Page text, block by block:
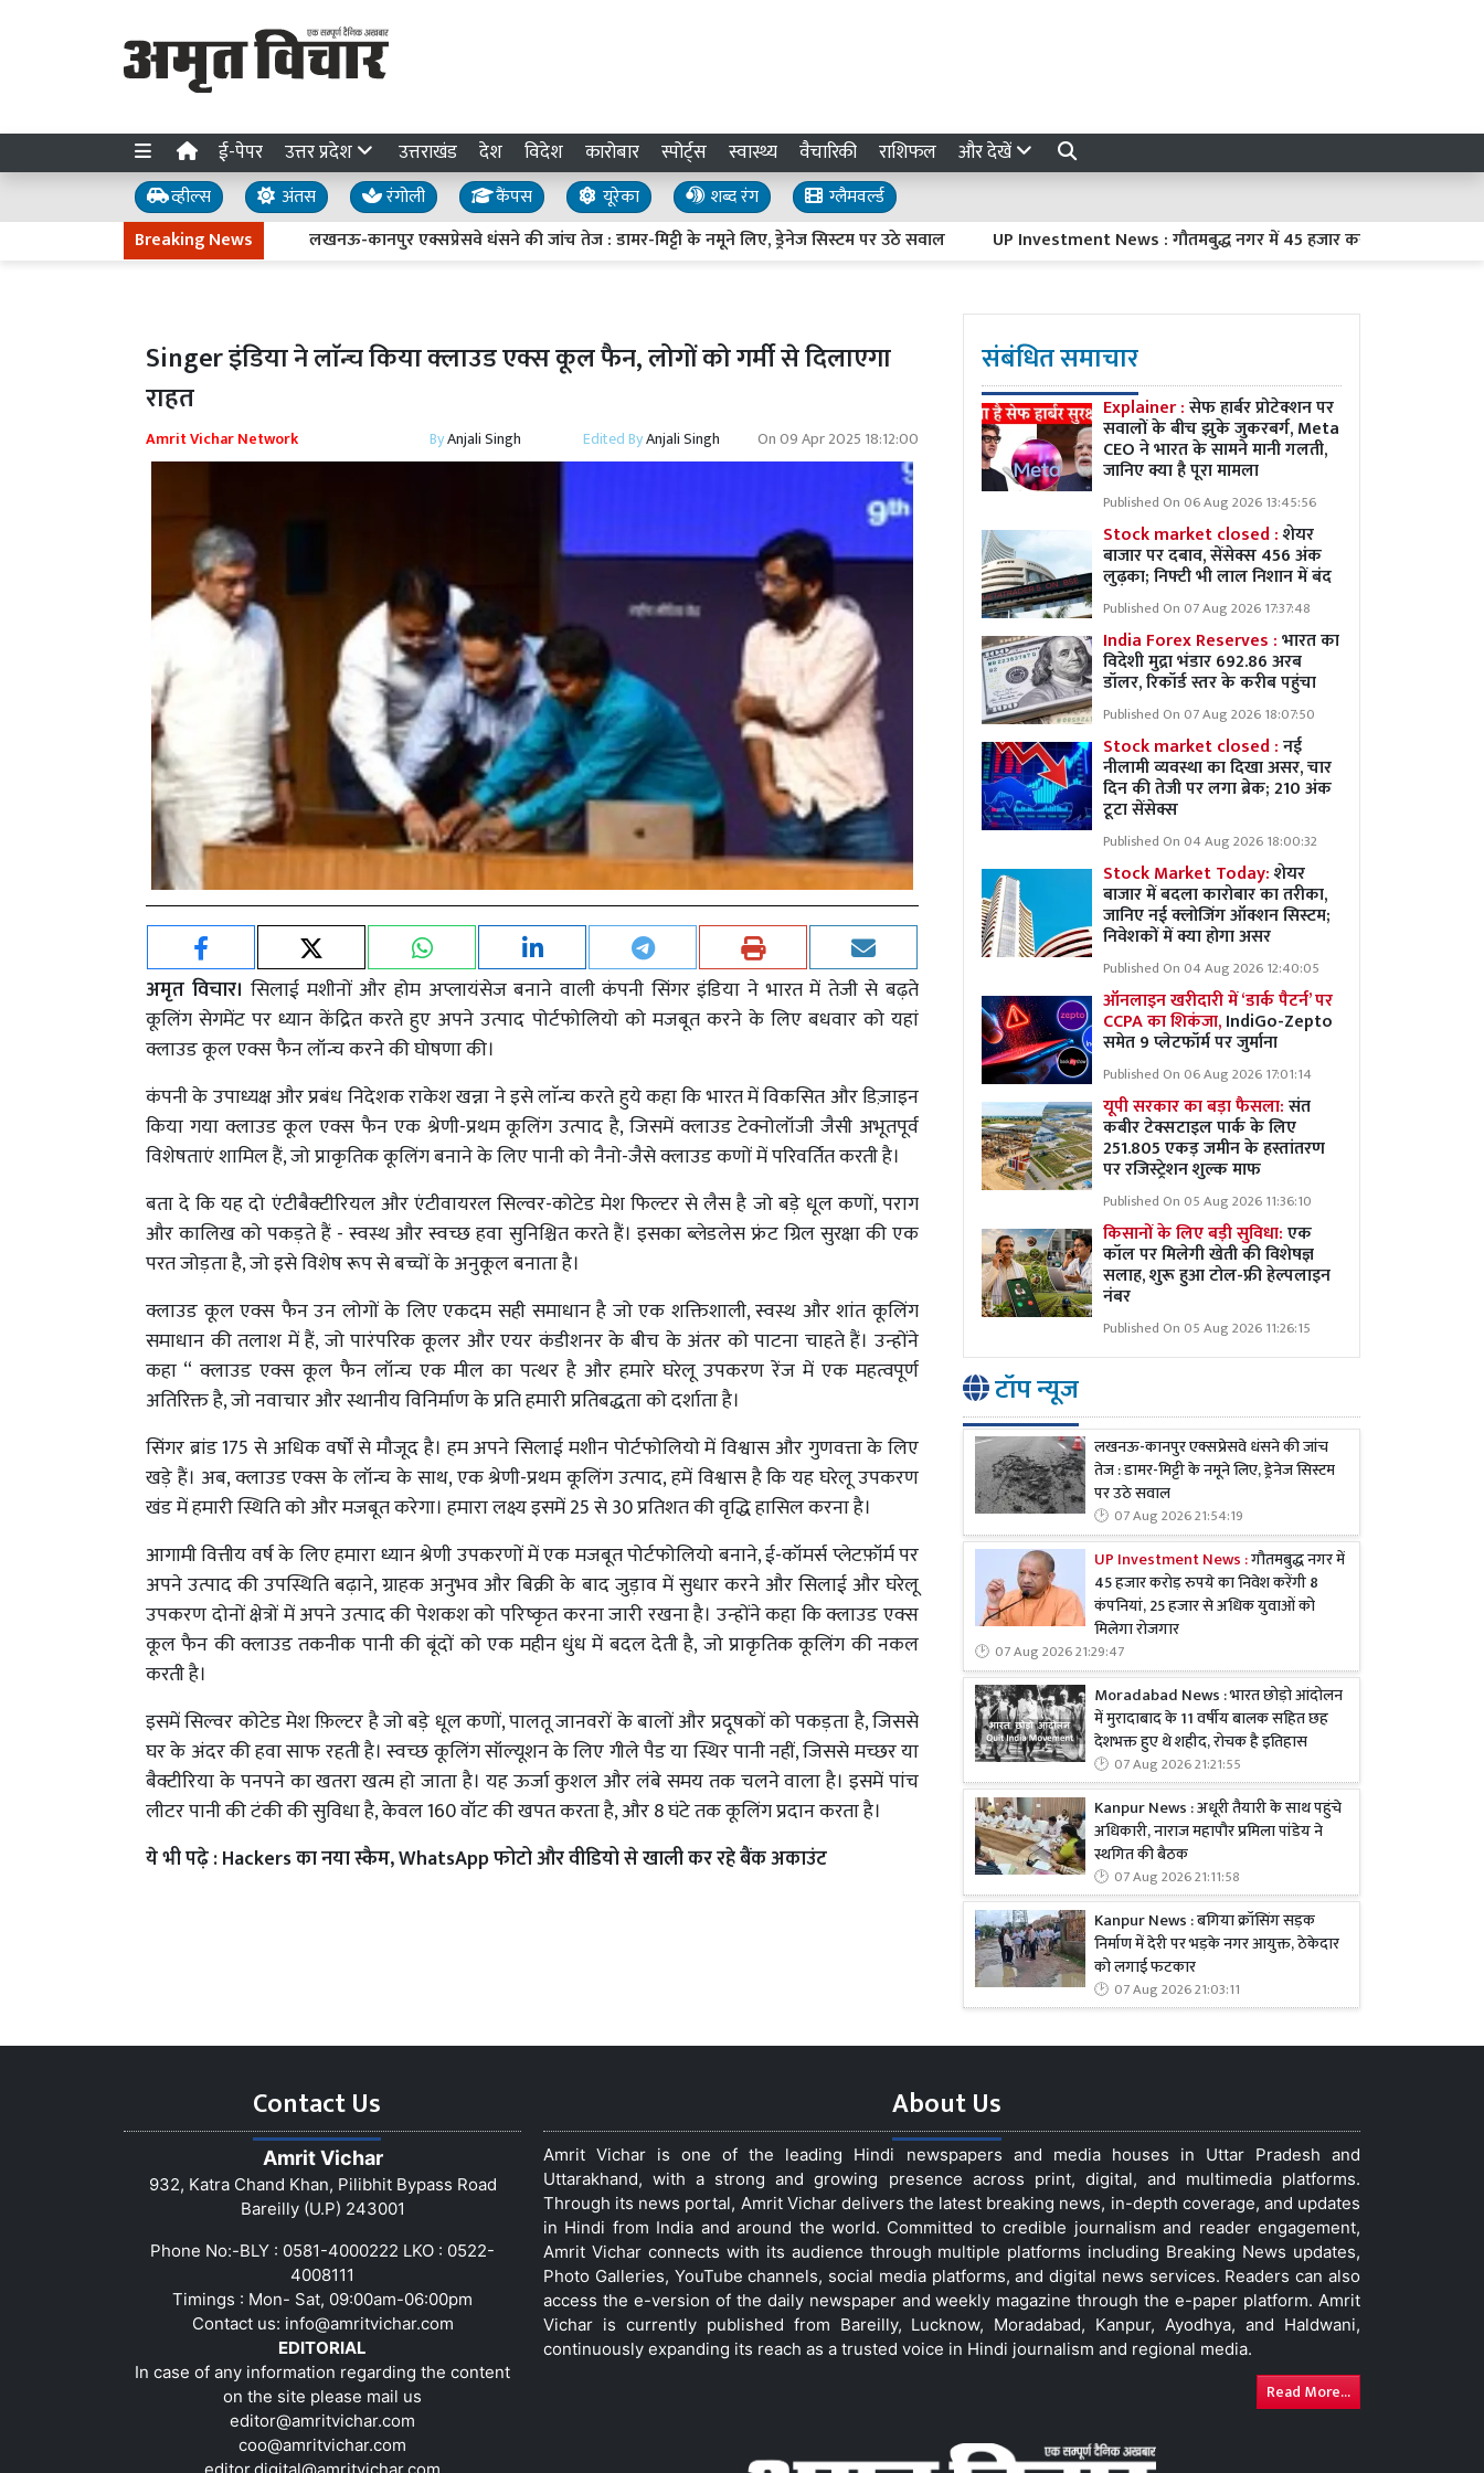
ई-पेपर उत्तर प्रदेश उत्तराखंड देश विदेश कारोबार स्पोर्ट्स स्वास्थ्य वैचारिकी राशिफल और देखें
व्हील्स अंतस रंगोली कैंपस यूरेका शब्द रंग
ग्लैमवर्ल्ड
Breaking News
लखनऊ-कानपुर एक्सप्रेसवे धंसने की जांच तेज : डामर-मिट्टी के नमूने लिए, ड्रेनेज सिस्टम पर उठे सवाल UP Investment News : गौतमबुद्ध नगर में 45 हजार करोड़ रुपये का निवेश करेंगी
Singer इंडिया ने लाॅन्च किया क्लाउड एक्स कूल फैन, लोगों को गर्मी से दिलाएगा
राहत
Amrit Vichar Network ByAnjali Singh Edited ByAnjali Singh On09 Apr 2025 18:12:00
अमृत विचार। सिलाई मशीनों और होम अप्लायंसेज बनाने वाली कंपनी सिंगर इंडिया ने भारत में तेजी से बढ़ते
कूलिंग सेगमेंट पर ध्यान केंद्रित करते हुए अपने उत्पाद पोर्टफोलियो को मजबूत करने के लिए बधवार को यहां
क्लाउड कूल एक्स फैन लॉन्च करने की घोषणा की।
कंपनी के उपाध्यक्ष और प्रबंध निदेशक राकेश खन्ना ने इसे लाॅन्च करते हुये कहा कि भारत में विकसित और डिज़ाइन
किया गया क्लाउड कूल एक्स फैन एक श्रेणी-प्रथम कूलिंग उत्पाद है, जिसमें क्लाउड टेक्नोलॉजी जैसी अभूतपूर्व
विशेषताएं शामिल हैं, जो प्राकृतिक कूलिंग बनाने के लिए पानी को नैनो-जैसे क्लाउड कणों में परिवर्तित करती है।
बता दे कि यह दो एंटीबैक्टीरियल और एंटीवायरल सिल्वर-कोटेड मेश फिल्टर से लैस है जो बड़े धूल कणों, पराग
और कालिख को पकड़ते हैं - स्वस्थ और स्वच्छ हवा सुनिश्चित करते हैं। इसका ब्लेडलेस फ्रंट ग्रिल सुरक्षा की एक
परत जोड़ता है, जो इसे विशेष रूप से बच्चों के अनुकूल बनाता है।
क्लाउड कूल एक्स फैन उन लोगों के लिए एकदम सही समाधान है जो एक शक्तिशाली, स्वस्थ और शांत कूलिंग
समाधान की तलाश में हैं, जो पारंपरिक कूलर और एयर कंडीशनर के बीच के अंतर को पाटना चाहते हैं। उन्होंने
कहा “ क्लाउड एक्स कूल फैन लॉन्च एक मील का पत्थर है और हमारे घरेलू उपकरण रेंज में एक महत्वपूर्ण
अतिरिक्त है, जो नवाचार और स्थानीय विनिर्माण के प्रति हमारी प्रतिबद्धता को दर्शाता है।
सिंगर ब्रांड 175 से अधिक वर्षों से मौजूद है। हम अपने सिलाई मशीन पोर्टफोलियो में विश्वास और गुणवत्ता के लिए
खड़े हैं। अब, क्लाउड एक्स के लॉन्च के साथ, एक श्रेणी-प्रथम कूलिंग उत्पाद, हमें विश्वास है कि यह घरेलू उपकरण
खंड में हमारी स्थिति को और मजबूत करेगा। हमारा लक्ष्य इसमें 25 से 30 प्रतिशत की वृद्धि हासिल करना है।
आगामी वित्तीय वर्ष के लिए हमारा ध्यान श्रेणी उपकरणों में एक मजबूत पोर्टफोलियो बनाने, ई-कॉमर्स प्लेटफ़ॉर्म पर
अपने उत्पाद की उपस्थिति बढ़ाने, ग्राहक अनुभव और बिक्री के बाद जुड़ाव में सुधार करने और सिलाई और घरेलू
उपकरण दोनों क्षेत्रों में अपने उत्पाद की पेशकश को परिष्कृत करना जारी रखना है। उन्होंने कहा कि क्लाउड एक्स
कूल फैन की क्लाउड तकनीक पानी की बूंदों को एक महीन धुंध में बदल देती है, जो प्राकृतिक कूलिंग की नकल
करती है।
इसमें सिल्वर कोटेड मेश फ़िल्टर है जो बड़े धूल कणों, पालतू जानवरों के बालों और प्रदूषकों को पकड़ता है, जिससे
घर के अंदर की हवा साफ रहती है। स्वच्छ कूलिंग सॉल्यूशन के लिए गीले पैड या स्थिर पानी नहीं, जिससे मच्छर या
बैक्टीरिया के पनपने का खतरा खत्म हो जाता है। यह ऊर्जा कुशल और लंबे समय तक चलने वाला है। इसमें पांच
लीटर पानी की टंकी की सुविधा है, केवल 160 वॉट की खपत करता है, और 8 घंटे तक कूलिंग प्रदान करता है।
ये भी पढ़े :Hackers का नया स्कैम, WhatsApp फोटो और वीडियो से खाली कर रहे बैंक अकाउंट
संबंधित समाचार
Explainer :सेफ हार्बर प्रोटेक्शन पर
सवालों के बीच झुके जुकरबर्ग, Meta
CEO ने भारत के सामने मानी गलती,
जानिए क्या है पूरा मामला
Published On 06 Aug 2026 13:45:56
Stock market closed :शेयर
बाजार पर दबाव, सेंसेक्स 456 अंक
लुढ़का; निफ्टी भी लाल निशान में बंद
Published On 07 Aug 2026 17:37:48
India Forex Reserves :भारत का
विदेशी मुद्रा भंडार 692.86 अरब
डॉलर, रिकॉर्ड स्तर के करीब पहुंचा
Published On 07 Aug 2026 18:07:50
Stock market closed :नई
नीलामी व्यवस्था का दिखा असर, चार
दिन की तेजी पर लगा ब्रेक; 210 अंक
टूटा सेंसेक्स
Published On 04 Aug 2026 18:00:32
Stock Market Today:शेयर
बाजार में बदला कारोबार का तरीका,
जानिए नई क्लोजिंग ऑक्शन सिस्टम;
निवेशकों में क्या होगा असर
Published On 04 Aug 2026 12:40:05
ऑनलाइन खरीदारी में ‘डार्क पैटर्न’ पर
CCPA का शिकंजा,IndiGo-Zepto
समेत 9 प्लेटफॉर्म पर जुर्माना
Published On 06 Aug 2026 17:01:14
यूपी सरकार का बड़ा फैसला:संत
कबीर टेक्सटाइल पार्क के लिए
251.805 एकड़ जमीन के हस्तांतरण
पर रजिस्ट्रेशन शुल्क माफ
Published On 05 Aug 2026 11:36:10
किसानों के लिए बड़ी सुविधा:एक
कॉल पर मिलेगी खेती की विशेषज्ञ
सलाह, शुरू हुआ टोल-फ्री हेल्पलाइन
नंबर
Published On 05 Aug 2026 11:26:15
टॉप न्यूज
लखनऊ-कानपुर एक्सप्रेसवे धंसने की जांच
तेज : डामर-मिट्टी के नमूने लिए, ड्रेनेज सिस्टम
पर उठे सवाल
07 Aug 2026 21:54:19
UP Investment News :गौतमबुद्ध नगर में
45 हजार करोड़ रुपये का निवेश करेंगी 8
कंपनियां, 25 हजार से अधिक युवाओं को
मिलेगा रोजगार
07 Aug 2026 21:29:47
Moradabad News : भारत छोड़ो आंदोलन
में मुरादाबाद के 11 वर्षीय बालक सहित छह
देशभक्त हुए थे शहीद, रोचक है इतिहास
07 Aug 2026 21:21:55
Kanpur News : अधूरी तैयारी के साथ पहुंचे
अधिकारी, नाराज महापौर प्रमिला पांडेय ने
स्थगित की बैठक
07 Aug 2026 21:11:58
Kanpur News : बगिया क्रॉसिंग सड़क
निर्माण में देरी पर भड़के नगर आयुक्त, ठेकेदार
को लगाई फटकार
07 Aug 2026 21:03:11
Contact Us
Amrit Vichar
932, Katra Chand Khan, Pilibhit Bypass Road
Bareilly (U.P) 243001
Phone No:-BLY : 0581-4000222 LKO : 0522-
4008111
Timings : Mon- Sat, 09:00am-06:00pm
Contact us: info@amritvichar.com
EDITORIAL
In case of any information regarding the content
on the site please mail us
editor@amritvichar.com
coo@amritvichar.com
About Us
Amrit Vichar is one of the leading Hindi newspapers and media houses in Uttar Pradesh and
Uttarakhand, with a strong and growing presence across print, digital, and multimedia platforms.
Through its news portal, Amrit Vichar delivers the latest breaking news, in-depth coverage, and updates
in Hindi from India and around the world. Committed to credible journalism and reader engagement,
Amrit Vichar connects with its audience through multiple platforms including Breaking News updates,
Photo Galleries, YouTube channels, social media platforms, and digital news services. Readers can also
access the e-version of the daily newspaper and weekly magazine through the e-paper platform. Amrit
Vichar is currently published from Bareilly, Lucknow, Moradabad, Kanpur, Ayodhya, and Haldwani,
continuously expanding its reach as a trusted voice in Hindi journalism and regional media.
Read More...